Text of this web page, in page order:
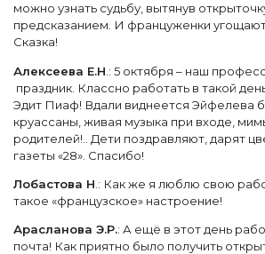
можно узнать судьбу, вытянув
предсказанием. И француженки
Сказка!
Алексеева Е.Н .: 5 октября – наш
праздник. Классно работать в такой
Эдит Пиаф! Вдали виднеется Эйфелева
круассаны, живая музыка при входе,
родителей!.. Дети поздравляют, дарят
газеты «28». Спасибо!
Лобастова Н .: Как же я люблю свою
такое «французское» настроение!
Арасланова Э.Р.: А ещё в этот день
почта! Как приятно было получить